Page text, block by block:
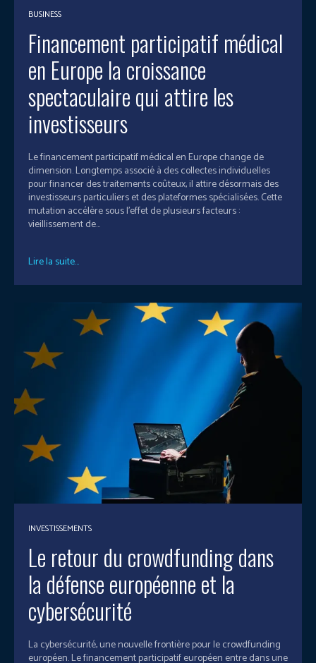
BUSINESS
Financement participatif médical
en Europe la croissance
spectaculaire qui attire les
investisseurs
Le financement participatif médical en Europe change de
dimension. Longtemps associé à des collectes individuelles
pour financer des traitements coûteux, il attire désormais des
investisseurs particuliers et des plateformes spécialisées. Cette
mutation accélère sous l’effet de plusieurs facteurs :
vieillissement de...
Lire la suite...
INVESTISSEMENTS
Le retour du crowdfunding dans
la défense européenne et la
cybersécurité
La cybersécurité, une nouvelle frontière pour le crowdfunding
européen. Le financement participatif européen entre dans une